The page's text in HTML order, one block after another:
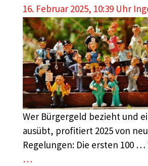
16. Februar 2025, 10:39 Uhr
Wer Bürgergeld bezieht und
ausübt, profitiert 2025 von
Regelungen: Die ersten 100 …
…